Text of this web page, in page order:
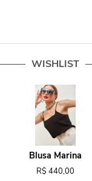
WISHLIST
Blusa Marina
R$ 440,00